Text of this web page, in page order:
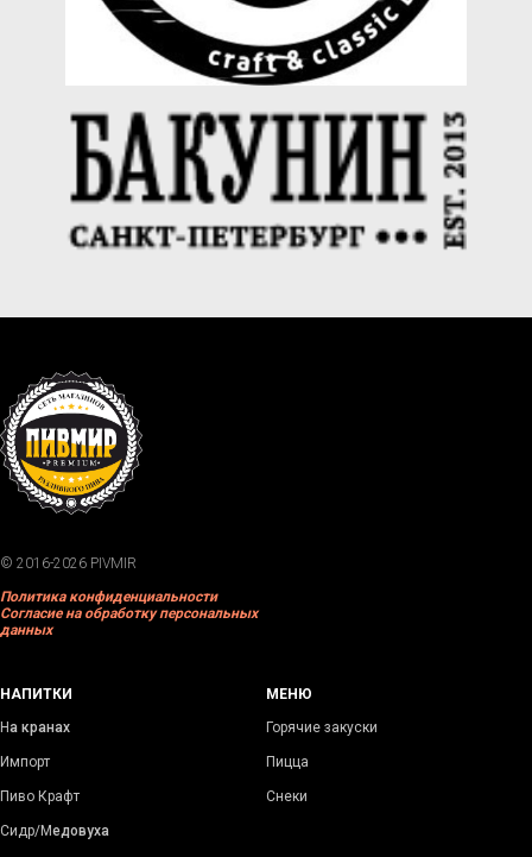
© 2016-2026 PIVMIR
Политика конфиденциальности
Согласие на обработку персональных
данных
НАПИТКИ
На кранах
Импорт
Пиво Крафт
Сидр/Медовуха
МЕНЮ
Горячие закуски
Пицца
Снеки